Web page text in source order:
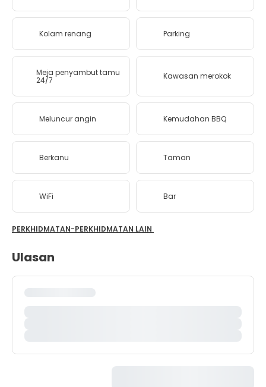
Kolam renang Parking
Meja penyambut tamu
24/7 Kawasan merokok
Meluncur angin Kemudahan BBQ
Berkanu Taman
WiFi Bar
PERKHIDMATAN-PERKHIDMATAN LAIN
Ulasan